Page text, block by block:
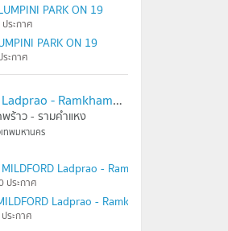
PARK ON 19
ประกาศ
PARK ON 19
ะกาศ
MILDFORD Ladprao - Ramkhamhaeng
ร้าว - รามคำแหง
ทพมหานคร
Ladprao - Ramkhamhaeng
ประกาศ
Ladprao - Ramkhamhaeng
ระกาศ